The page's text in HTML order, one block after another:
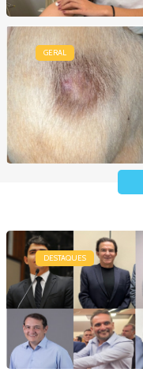
GERAL
DESTAQUES